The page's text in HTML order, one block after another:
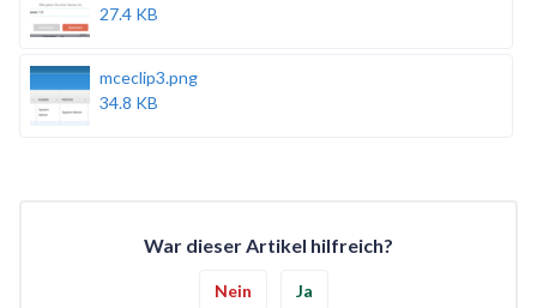
27.4 KB
mceclip3.png
34.8 KB
War dieser Artikel hilfreich?
Nein Ja